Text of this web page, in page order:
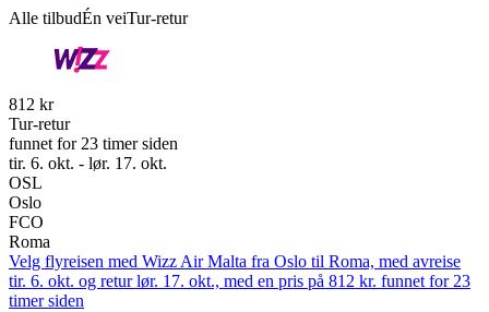
Alle tilbudÉn veiTur-retur
812 kr
Tur-retur
funnet for 23 timer siden
tir. 6. okt. - lør. 17. okt.
OSL
Oslo
FCO
Roma
Velg flyreisen med Wizz Air Malta fra Oslo til Roma, med avreise
tir. 6. okt. og retur lør. 17. okt., med en pris på 812 kr. funnet for 23
timer siden